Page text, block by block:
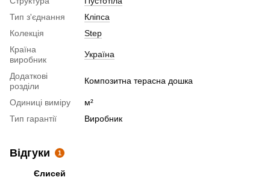
Тип з'єднання
Кліпса
Колекція
Step
Країна
виробник
Україна
Додаткові
розділи
Композитна терасна дошка
Одиниці виміру
м²
Тип гарантії
Виробник
Відгуки 1
Єлисей